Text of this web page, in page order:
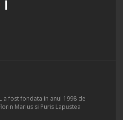
a fost fondata in anul 1998 de
Marius si Puris Lapustea